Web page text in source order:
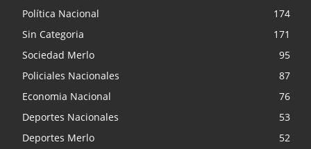
Política Nacional
174
Sin Categoria
171
Sociedad Merlo
95
Policiales Nacionales
87
Economia Nacional
76
Deportes Nacionales
53
Deportes Merlo
52